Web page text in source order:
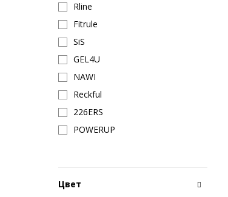
Rline
Fitrule
SiS
GEL4U
NAWI
Reckful
226ERS
POWERUP
Цвет